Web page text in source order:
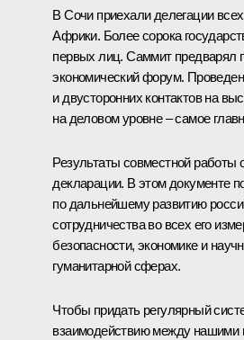
В Сочи приехали делегации
Африки. Более сорока
первых лиц. Саммит предварял
экономический форум.
и двусторонних контактов на
на деловом уровне – самое
Результаты совместной работы
декларации. В этом документе
по дальнейшему развитию
сотрудничества во всех его
безопасности, экономике и
гуманитарной сферах.
Чтобы придать регулярный
взаимодействию между нашими